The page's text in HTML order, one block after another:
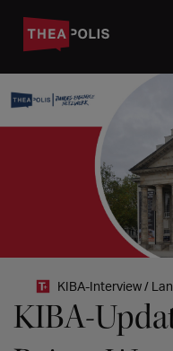
KIBA-Interview /
KIBA-